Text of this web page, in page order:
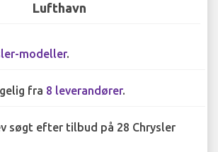
Lufthavn
modeller.
fra 8 leverandører.
søgt efter tilbud på 28 Chrysler